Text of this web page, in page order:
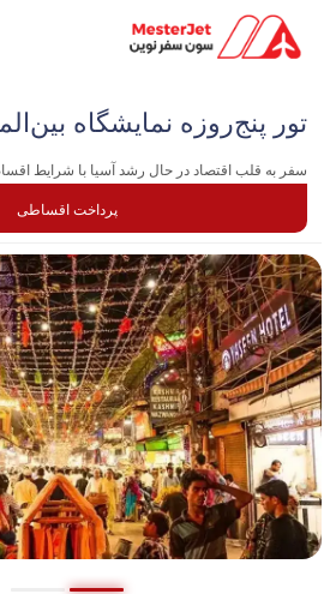
سفر به قلب اقتصاد در حال رشد آسیا با شرایط
پرداخت اقساطی